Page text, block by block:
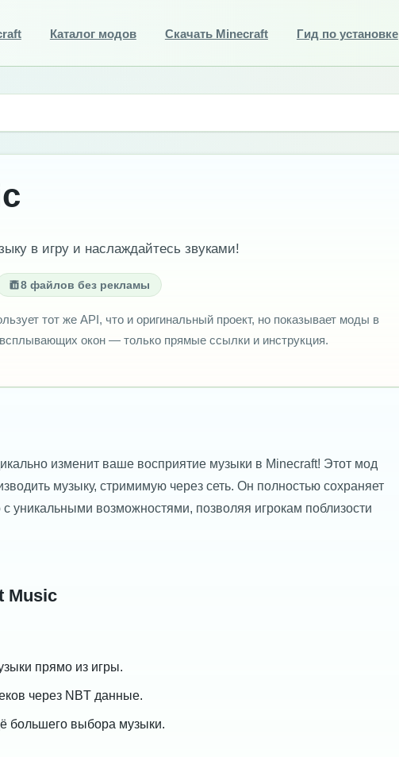
Каталог модов Скачать Minecraft Гид по установке
в игру и наслаждайтесь звуками!
8 файлов без рекламы
тот же API, что и оригинальный проект, но показывает моды в
окон — только прямые ссылки и инструкция.
изменит ваше восприятие музыки в Minecraft! Этот мод
музыку, стримимую через сеть. Он полностью сохраняет
уникальными возможностями, позволяя игрокам поблизости
Music
прямо из игры.
через NBT данные.
большего выбора музыки.